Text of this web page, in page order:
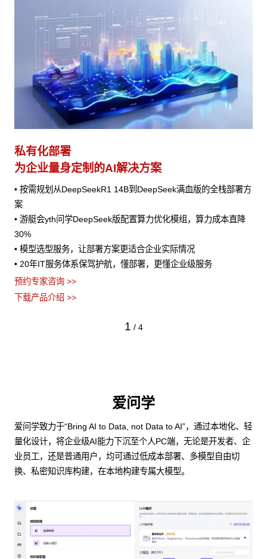
私有化部署
为企业量身定制的AI解决方案
• 按需规划从DeepSeekR1 14B到DeepSeek满血版的全栈部署方
案
• 游艇会yth问学DeepSeek版配置算力优化模组，算力成本直降
30%
• 模型选型服务，让部署方案更适合企业实际情况
• 20年IT服务体系保驾护航，懂部署，更懂企业级服务
预约专家咨询 >>
下载产品介绍 >>
1 / 4
爱问学
爱问学致力于“Bring AI to Data, not Data to AI”，通过本地化、轻
量化设计，将企业级AI能力下沉至个人PC端，无论是开发者、企
业员工，还是普通用户，均可通过低成本部署、多模型自由切
换、私密知识库构建，在本地构建专属大模型。